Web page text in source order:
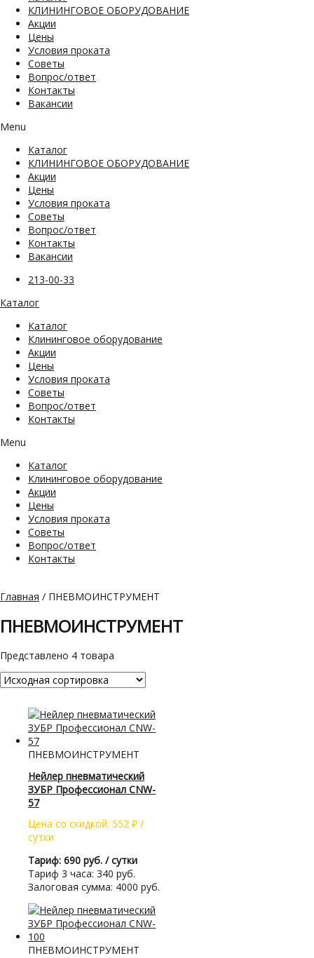
КЛИНИНГОВОЕ ОБОРУДОВАНИЕ
Акции
Цены
Условия проката
Советы
Вопрос/ответ
Контакты
Вакансии
Menu
Каталог
КЛИНИНГОВОЕ ОБОРУДОВАНИЕ
Акции
Цены
Условия проката
Советы
Вопрос/ответ
Контакты
Вакансии
213-00-33
Каталог
Каталог
Клининговое оборудование
Акции
Цены
Условия проката
Советы
Вопрос/ответ
Контакты
Menu
Каталог
Клининговое оборудование
Акции
Цены
Условия проката
Советы
Вопрос/ответ
Контакты
Главная / ПНЕВМОИНСТРУМЕНТ
ПНЕВМОИНСТРУМЕНТ
Представлено 4 товара
ПНЕВМОИНСТРУМЕНТ
Нейлер пневматический
ЗУБР Профессионал CNW-
57
Цена со скидкой: 552 ₽ /
сутки
Тариф: 690 руб. / сутки
Тариф 3 часа: 340 руб.
Залоговая сумма: 4000 руб.
ПНЕВМОИНСТРУМЕНТ